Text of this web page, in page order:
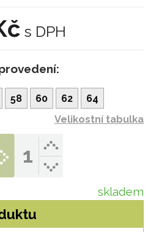
s DPH
58 60 62
64
Velikostní tabulka
skladem